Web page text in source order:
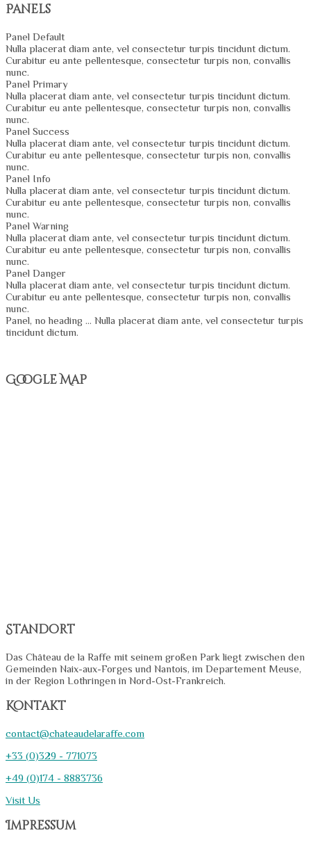
Panels
Panel Default
Nulla placerat diam ante, vel consectetur turpis tincidunt dictum.
Curabitur eu ante pellentesque, consectetur turpis non, convallis
nunc.
Panel Primary
Nulla placerat diam ante, vel consectetur turpis tincidunt dictum.
Curabitur eu ante pellentesque, consectetur turpis non, convallis
nunc.
Panel Success
Nulla placerat diam ante, vel consectetur turpis tincidunt dictum.
Curabitur eu ante pellentesque, consectetur turpis non, convallis
nunc.
Panel Info
Nulla placerat diam ante, vel consectetur turpis tincidunt dictum.
Curabitur eu ante pellentesque, consectetur turpis non, convallis
nunc.
Panel Warning
Nulla placerat diam ante, vel consectetur turpis tincidunt dictum.
Curabitur eu ante pellentesque, consectetur turpis non, convallis
nunc.
Panel Danger
Nulla placerat diam ante, vel consectetur turpis tincidunt dictum.
Curabitur eu ante pellentesque, consectetur turpis non, convallis
nunc.
Panel, no heading … Nulla placerat diam ante, vel consectetur turpis
tincidunt dictum.
Google Map
Standort
Das Château de la Raffe mit seinem großen Park liegt zwischen den
Gemeinden Naix-aux-Forges und Nantois, im Departement Meuse,
in der Region Lothringen in Nord-Ost-Frankreich.
Kontakt
contact@chateaudelaraffe.com
+33 (0)329 - 771073
+49 (0)174 - 8883736
Visit Us
Impressum